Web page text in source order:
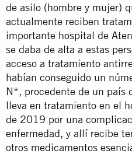
de asilo (hombre y mujer)
actualmente reciben
importante hospital de
se daba de alta a estas
acceso a tratamiento
habían conseguido un
N*, procedente de un país
lleva en tratamiento en el
de 2019 por una
enfermedad, y allí recibe
otros medicamentos